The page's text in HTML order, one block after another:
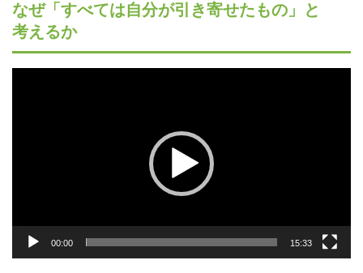
なぜ「すべては自分が引き寄せたもの」と
考えるか
00:00 15:33